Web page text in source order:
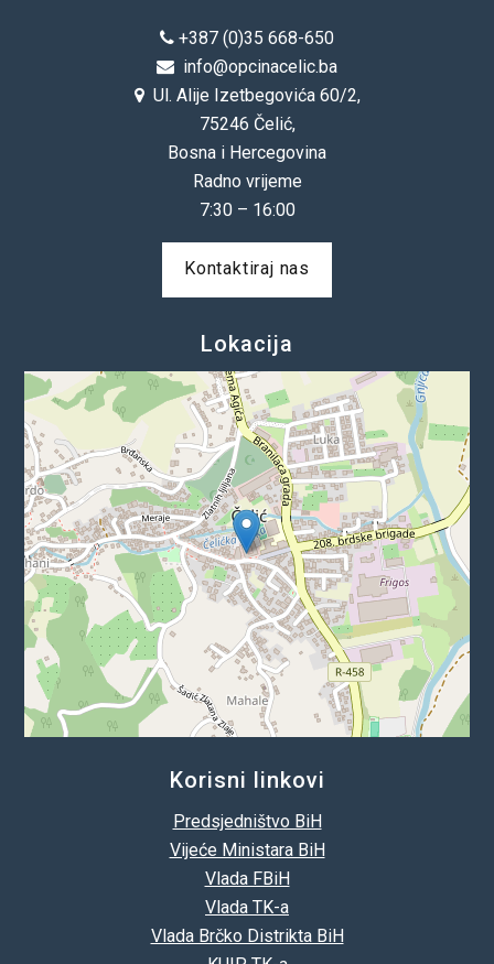
+387 (0)35 668-650
info@opcinacelic.ba
Ul. Alije Izetbegovića 60/2,
75246 Čelić,
Bosna i Hercegovina
Radno vrijeme
7:30 – 16:00
Kontaktiraj nas
Lokacija
Korisni linkovi
Predsjedništvo BiH
Vijeće Ministara BiH
Vlada FBiH
Vlada TK-a
Vlada Brčko Distrikta BiH
Kontakt